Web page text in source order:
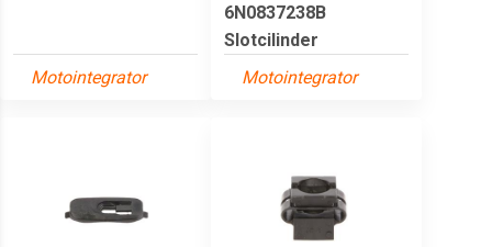
Motointegrator
6N0837238B
Slotcilinder
Motointegrator